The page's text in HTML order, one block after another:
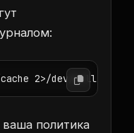
2>/dev/null |
политика